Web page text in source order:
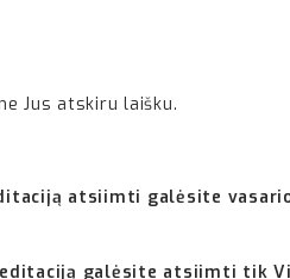
Jus atskiru laišku.
atsiimti galėsite
galėsite atsiimti tik